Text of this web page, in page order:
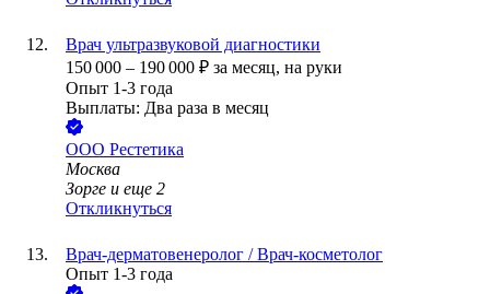
Врач ультразвуковой диагностики
150 000 – 190 000 ₽ за месяц, на руки
Опыт 1-3 года
Выплаты: Два раза в месяц
ООО Рестетика
Москва
Зорге и еще 2
Откликнуться
Врач-дерматовенеролог / Врач-косметолог
Опыт 1-3 года